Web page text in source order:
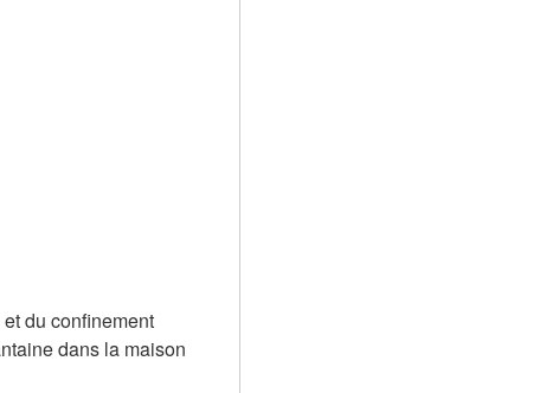
du confinement
dans la maison